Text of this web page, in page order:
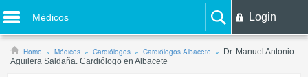
Médicos Login
Home Médicos Cardiólogos Cardiólogos Albacete
Dr. Manuel Antonio
Aguilera Saldaña. Cardiólogo en Albacete